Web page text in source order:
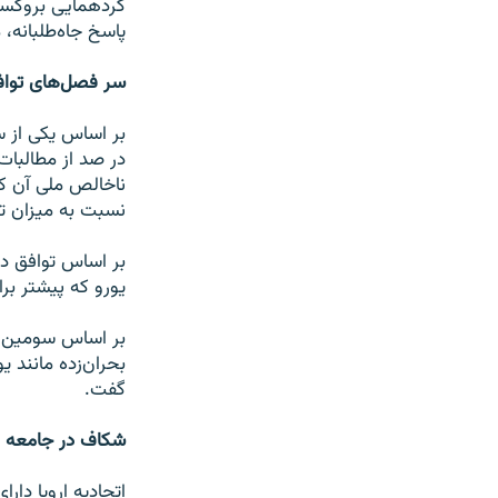
گردهمایی
پاسخ
سر فصل‌های
در صد از
نسبت به میزان تولید
یورو که پیشتر
بر اساس سومین
گفت.
شکاف در جامعه